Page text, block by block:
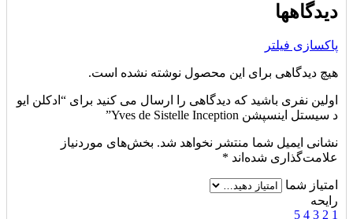
دیدگاهها
پاکسازی فیلتر
هیچ دیدگاهی برای این محصول نوشته نشده است.
اولین نفری باشید که دیدگاهی را ارسال می کنید برای “ادکلن ایو
د سیستل اینسپشن Yves de Sistelle Inception”
نشانی ایمیل شما منتشر نخواهد شد. بخش‌های موردنیاز
علامت‌گذاری شده‌اند *
امتیاز شما
رایحه
1
2
3
4
5